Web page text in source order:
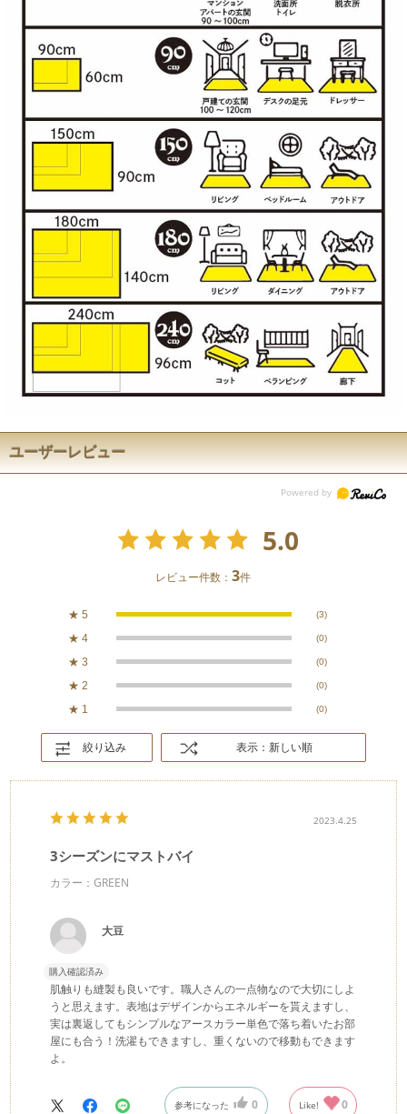
ユーザーレビュー
5.0
レビュー件数：3件
★ 5 (3)
★ 4 (0)
★ 3 (0)
★ 2 (0)
★ 1 (0)
絞り込み 表示：新しい順
2023.4.25
3シーズンにマストバイ
カラー：GREEN
大豆
購入確認済み
肌触りも縫製も良いです。職人さんの一点物なので大切にしよ
うと思えます。表地はデザインからエネルギーを貰えますし、
実は裏返してもシンプルなアースカラー単色で落ち着いたお部
屋にも合う！洗濯もできますし、重くないので移動もできます
よ。
参考になった 0 Like! 0